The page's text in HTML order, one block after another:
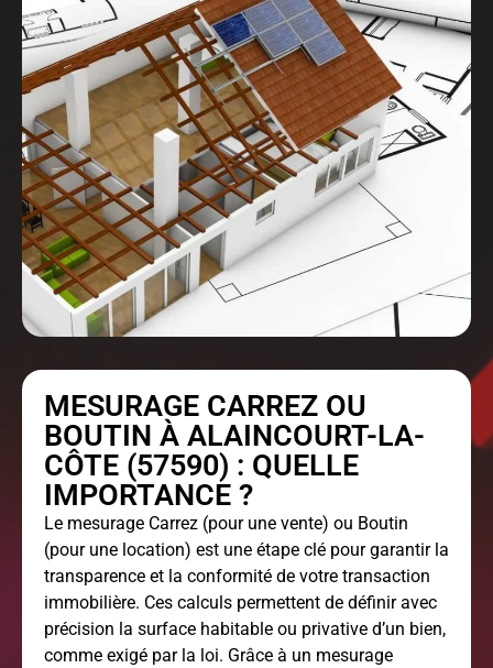
MESURAGE CARREZ OU
BOUTIN À ALAINCOURT-LA-
CÔTE (57590) : QUELLE
IMPORTANCE ?
Le mesurage Carrez (pour une vente) ou Boutin
(pour une location) est une étape clé pour garantir la
transparence et la conformité de votre transaction
immobilière. Ces calculs permettent de définir avec
précision la surface habitable ou privative d’un bien,
comme exigé par la loi. Grâce à un mesurage